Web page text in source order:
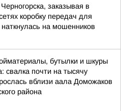
заказывая в
коробку передач для
на мошенников
бутылки и шкуры
свалка почти на тысячу
вблизи аала Доможаков
района